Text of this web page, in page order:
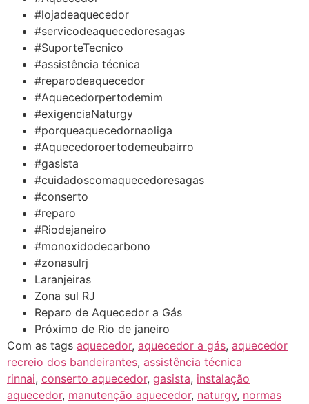
#lojadeaquecedor
#servicodeaquecedoresagas
#SuporteTecnico
#assistência técnica
#reparodeaquecedor
#Aquecedorpertodemim
#exigenciaNaturgy
#porqueaquecedornaoliga
#Aquecedoroertodemeubairro
#gasista
#cuidadoscomaquecedoresagas
#conserto
#reparo
#Riodejaneiro
#monoxidodecarbono
#zonasulrj
Laranjeiras
Zona sul RJ
Reparo de Aquecedor a Gás
Próximo de Rio de janeiro
Com as tags aquecedor, aquecedor a gás, aquecedor
recreio dos bandeirantes, assistência técnica
rinnai, conserto aquecedor, gasista, instalação
aquecedor, manutenção aquecedor, naturgy, normas